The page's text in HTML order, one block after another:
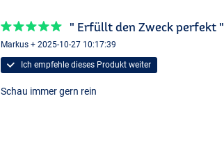
" Erfüllt den Zweck perfekt "
Markus + 2025-10-27 10:17:39
Ich empfehle dieses Produkt weiter
Schau immer gern rein